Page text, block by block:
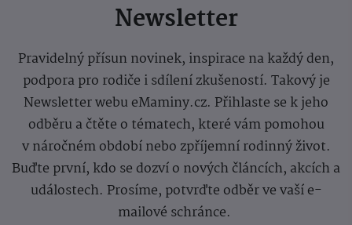
Newsletter
Pravidelný přísun novinek, inspirace na každý den,
podpora pro rodiče i sdílení zkušeností. Takový je
Newsletter webu eMaminy.cz. Přihlaste se k jeho
odběru a čtěte o tématech, které vám pomohou
v náročném období nebo zpříjemní rodinný život.
Buďte první, kdo se dozví o nových článcích, akcích a
událostech. Prosíme, potvrďte odběr ve vaší e-
mailové schránce.